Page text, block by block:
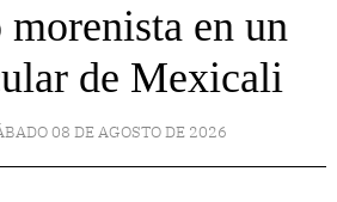
en un
de Mexicali
08 DE AGOSTO DE 2026